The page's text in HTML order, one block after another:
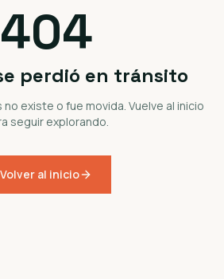
404
perdió en tránsito
existe o fue movida. Vuelve al inicio
seguir explorando.
Volver al inicio